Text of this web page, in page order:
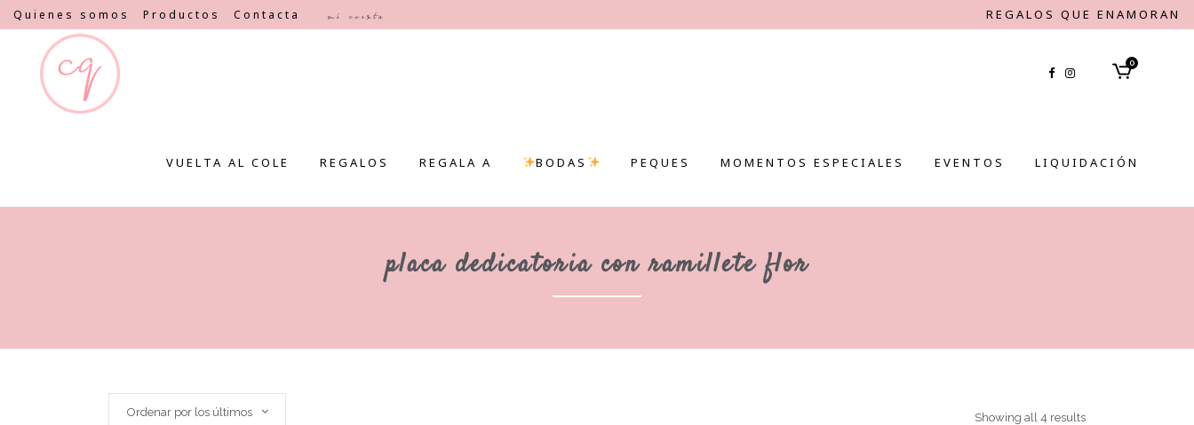
Quienes somos Productos Contacta Mi cuenta REGALOS QUE ENAMORAN
0
VUELTA AL COLE REGALOS REGALA A BODAS PEQUES MOMENTOS ESPECIALES EVENTOS LIQUIDACIÓN
placa dedicatoria con ramillete flor
Showing all 4 results
Ordenar por los últimos